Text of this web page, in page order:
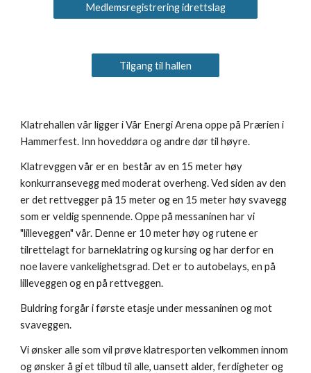
Medlemsregistrering idrettslag
Tilgang til hallen
Klatrehallen vår ligger i Vår Energi Arena oppe på Prærien i
Hammerfest. Inn hoveddøra og andre dør til høyre.
Klatrevggen vår er en består av en 15 meter høy
konkurransevegg med moderat overheng. Ved siden av den
er det rettvegger på 15 meter og en 15 meter høy svavegg
som er veldig spennende. Oppe på messaninen har vi
"lilleveggen" vår. Denne er 10 meter høy og rutene er
tilrettelagt for barneklatring og kursing og har derfor en
noe lavere vankelighetsgrad. Det er to autobelays, en på
lilleveggen og en på rettveggen.
Buldring forgår i første etasje under messaninen og mot
svaveggen.
Vi ønsker alle som vil prøve klatresporten velkommen innom
og ønsker å gi et tilbud til alle, uansett alder, ferdigheter og